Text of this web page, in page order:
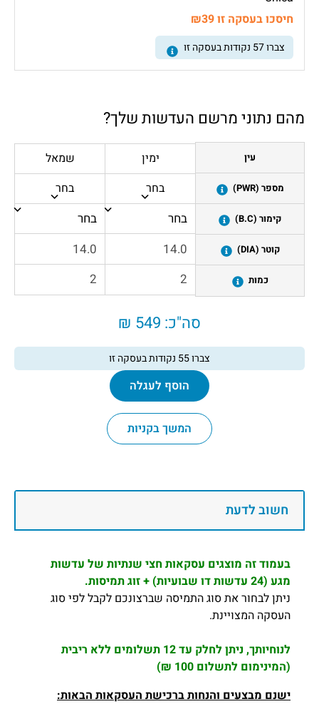
חיסכו בעסקה זו ₪39
צברו57 נקודות בעסקה זו
מהם נתוני מרשם העדשות שלך?
עין
מספר (PWR)
קימור (B.C)
קוטר (DIA)
כמות
ימין
בחר
שמאל
בחר
סה"כ: 549 ₪
צברו55 נקודות בעסקה זו
הוסף לעגלה
המשך בקניות
חשוב לדעת
בעמוד זה מוצגים עסקאות חצי שנתיות של עדשות
מגע (24 עדשות דו שבועיות) + זוג תמיסות.
ניתן לבחור את סוג התמיסה שברצונכם לקבל לפי סוג
העסקה המצויינת.
לנוחיותך, ניתן לחלק עד 12 תשלומים ללא ריבית
(המינימום לתשלום 100 ₪)
ישנם מבצעים והנחות ברכישת העסקאות הבאות: